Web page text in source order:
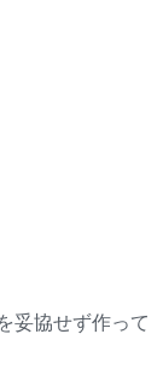
妥協せず作って